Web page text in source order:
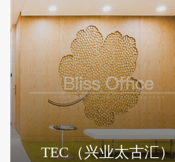
TEC（兴业太古汇）